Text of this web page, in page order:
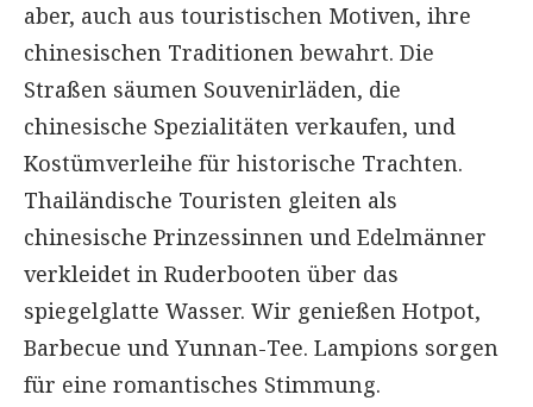
aber, auch aus touristischen Motiven, ihre
chinesischen Traditionen bewahrt. Die
Straßen säumen Souvenirläden, die
chinesische Spezialitäten verkaufen, und
Kostümverleihe für historische Trachten.
Thailändische Touristen gleiten als
chinesische Prinzessinnen und Edelmänner
verkleidet in Ruderbooten über das
spiegelglatte Wasser. Wir genießen Hotpot,
Barbecue und Yunnan-Tee. Lampions sorgen
für eine romantisches Stimmung.